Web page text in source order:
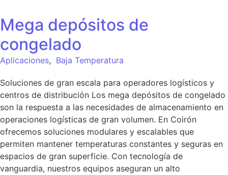
Mega depósitos de
congelado
Aplicaciones, Baja Temperatura
Soluciones de gran escala para operadores logísticos y
centros de distribución Los mega depósitos de congelado
son la respuesta a las necesidades de almacenamiento en
operaciones logísticas de gran volumen. En Coirón
ofrecemos soluciones modulares y escalables que
permiten mantener temperaturas constantes y seguras en
espacios de gran superficie. Con tecnología de
vanguardia, nuestros equipos aseguran un alto